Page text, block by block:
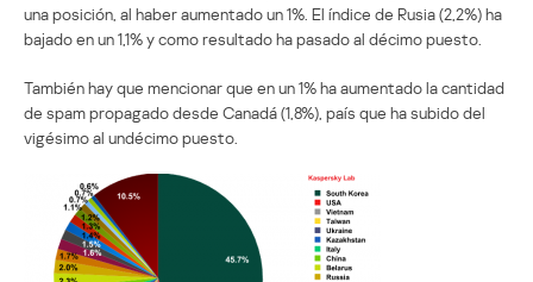
una posición, al haber aumentado un 1%. El índice de Rusia (2,2%) ha
bajado en un 1,1% y como resultado ha pasado al décimo puesto.
También hay que mencionar que en un 1% ha aumentado la cantidad
de spam propagado desde Canadá (1,8%), país que ha subido del
vigésimo al undécimo puesto.